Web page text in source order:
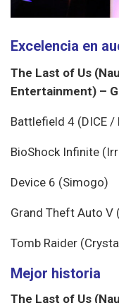
Excelencia en
The Last of Us
Entertainment) –
Battlefield 4 (DICE
BioShock Infinite
Device 6 (Simogo)
Grand Theft Auto V
Tomb Raider
Mejor historia
The Last of Us